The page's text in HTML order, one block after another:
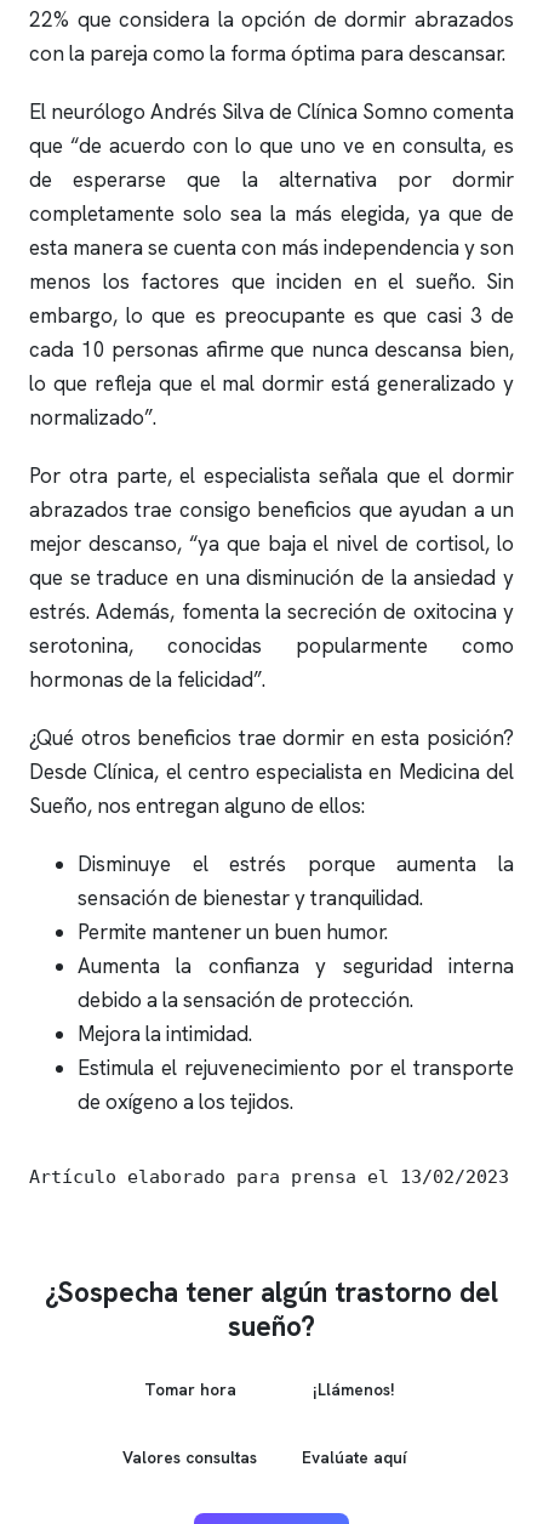
22% que considera la opción de dormir abrazados
con la pareja como la forma óptima para descansar.
El neurólogo Andrés Silva de Clínica Somno comenta
que “de acuerdo con lo que uno ve en consulta, es
de esperarse que la alternativa por dormir
completamente solo sea la más elegida, ya que de
esta manera se cuenta con más independencia y son
menos los factores que inciden en el sueño. Sin
embargo, lo que es preocupante es que casi 3 de
cada 10 personas afirme que nunca descansa bien,
lo que refleja que el mal dormir está generalizado y
normalizado”.
Por otra parte, el especialista señala que el dormir
abrazados trae consigo beneficios que ayudan a un
mejor descanso, “ya que baja el nivel de cortisol, lo
que se traduce en una disminución de la ansiedad y
estrés. Además, fomenta la secreción de oxitocina y
serotonina, conocidas popularmente como
hormonas de la felicidad”.
¿Qué otros beneficios trae dormir en esta posición?
Desde Clínica, el centro especialista en Medicina del
Sueño, nos entregan alguno de ellos:
Disminuye el estrés porque aumenta la
sensación de bienestar y tranquilidad.
Permite mantener un buen humor.
Aumenta la confianza y seguridad interna
debido a la sensación de protección.
Mejora la intimidad.
Estimula el rejuvenecimiento por el transporte
de oxígeno a los tejidos.
Artículo elaborado para prensa el 13/02/2023
¿Sospecha tener algún trastorno del
sueño?
Tomar hora ¡Llámenos!
Valores consultas Evalúate aquí